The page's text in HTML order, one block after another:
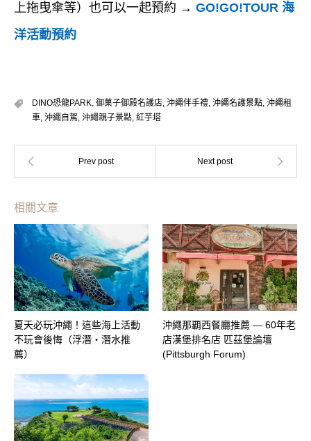
上拖曳傘等）也可以一起預約 → GO!GO!TOUR 海
洋活動預約
DINO恐龍PARK, 御菓子御殿名護店, 沖繩伴手禮, 沖繩名護景點, 沖繩租
車, 沖繩自駕, 沖繩親子景點, 紅芋塔
相關文章
夏天必玩沖繩！這些海上活動
不玩會後悔（浮潛・潛水推
薦）
沖繩那覇西餐廳推薦 — 60年老
店漢堡排名店 匹茲堡論壇
(Pittsburgh Forum)